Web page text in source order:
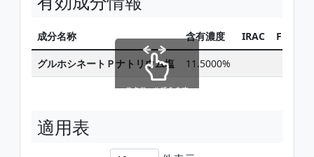
成分名称 含有濃度 IRAC FRAC
グルホシネートＰナトリウム塩 11.5000%
スクロールできます
適用表